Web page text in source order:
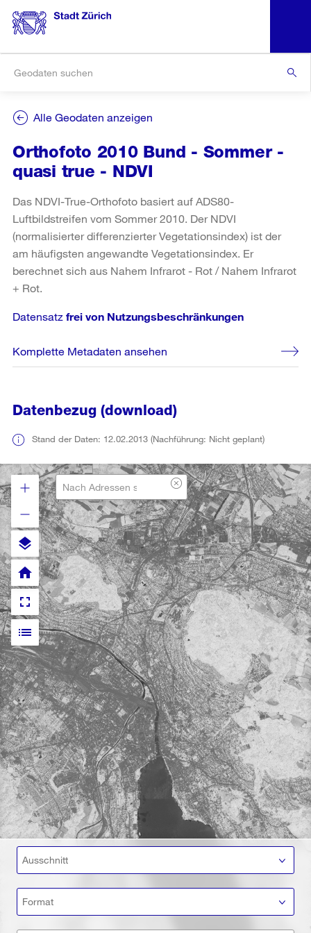
Alle Geodaten anzeigen
Orthofoto 2010 Bund - Sommer -
quasi true - NDVI
Das NDVI-True-Orthofoto basiert auf ADS80-
Luftbildstreifen vom Sommer 2010. Der NDVI
(normalisierter differenzierter Vegetationsindex) ist der
am häufigsten angewandte Vegetationsindex. Er
berechnet sich aus Nahem Infrarot - Rot / Nahem Infrarot
+ Rot.
Datensatz frei von Nutzungsbeschränkungen
Komplette Metadaten ansehen
Datenbezug (download)
Stand der Daten: 12.02.2013 (Nachführung: Nicht geplant)
layers
fullscreen
home
list
Ausschnitt
Format